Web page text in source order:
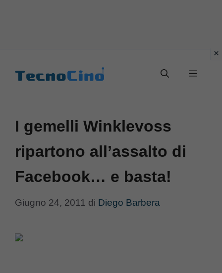
Menu
I gemelli Winklevoss
ripartono all’assalto di
Facebook… e basta!
Giugno 24, 2011 di Diego Barbera